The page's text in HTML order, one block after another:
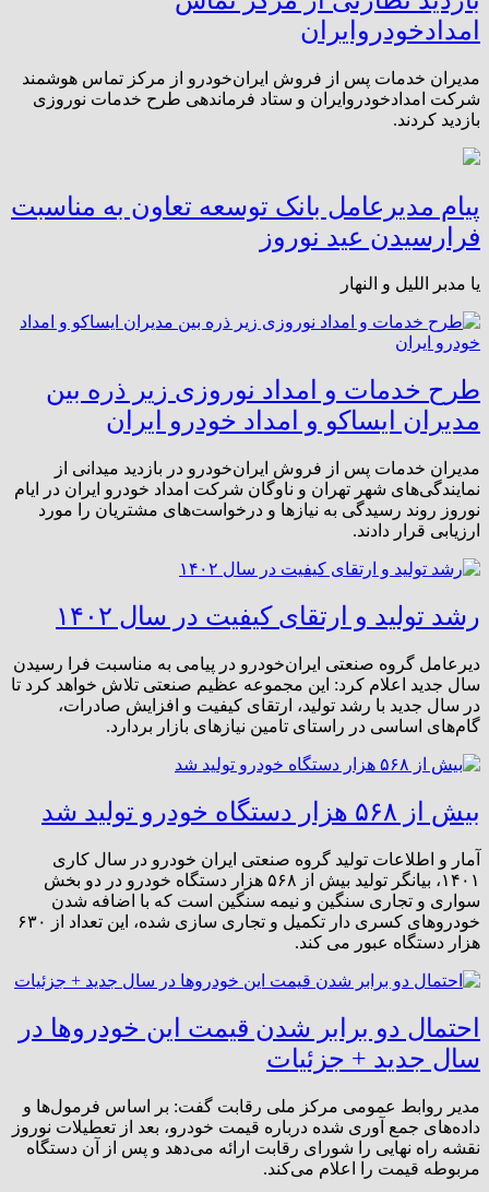
امدادخودروایران
مدیران خدمات پس از فروش ایران‌خودرو از مرکز تماس هوشمند
شرکت امدادخودروایران‌ و ستاد فرماندهی طرح خدمات نوروزی
بازدید کردند.
پیام مدیرعامل بانک توسعه تعاون به مناسبت
فرارسیدن عید نوروز
یا مدبر اللیل و النهار
طرح خدمات و امداد نوروزی زیر ذره بین
مدیران ایساکو و امداد خودرو‌ ایران
مدیران خدمات پس از فروش ایران‌خودرو در بازدید میدانی از
نمایندگی‌های شهر تهران و ناوگان شرکت امداد خودرو ایران در ایام
نوروز روند رسیدگی به نیازها و درخواست‌های مشتریان را مورد
ارزیابی قرار دادند.
رشد تولید و ارتقای کیفیت در سال ۱۴۰۲
دیرعامل گروه صنعتی ایران‌خودرو در پیامی به مناسبت فرا رسیدن
سال جدید اعلام کرد: این مجموعه عظیم صنعتی تلاش خواهد کرد تا
در سال جدید با رشد تولید، ارتقای کیفیت و افزایش صادرات،
گام‌های اساسی در راستای تامین نیازهای بازار بردارد.
بیش از ۵۶۸ هزار دستگاه خودرو تولید شد
آمار و اطلاعات تولید گروه صنعتی ایران خودرو در سال کاری
۱۴۰۱، بیانگر تولید بیش از ۵۶۸ هزار دستگاه خودرو در دو بخش
سواری و تجاری سنگین و نیمه سنگین است که با اضافه شدن
خودروهای کسری دار تکمیل و تجاری سازی شده، این تعداد از ۶۳۰
هزار دستگاه عبور می کند.
احتمال دو برابر شدن قیمت این خودروها در
سال جدید + جزئیات
مدیر روابط عمومی مرکز ملی رقابت گفت: بر اساس فرمول‌ها و
داده‌های جمع آوری شده درباره قیمت خودرو، بعد از تعطیلات نوروز
نقشه راه نهایی را شورای رقابت ارائه می‌دهد و پس از آن دستگاه
مربوطه قیمت را اعلام می‌کند.